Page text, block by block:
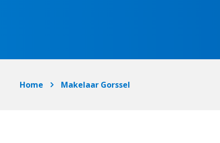
Home Makelaar Gorssel